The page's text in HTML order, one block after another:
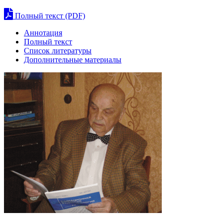
Полный текст (PDF)
Аннотация
Полный текст
Список литературы
Дополнительные материалы